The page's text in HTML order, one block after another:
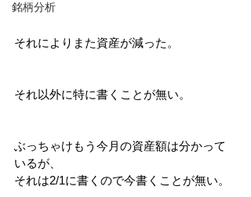
銘柄分析
それによりまた資産が減った。
それ以外に特に書くことが無い。
ぶっちゃけもう今月の資産額は分かって
いるが、
それは2/1に書くので今書くことが無い。